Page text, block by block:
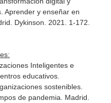
Aprender y enseñar en
Dykinson. 2021. 1-172.
Inteligentes e
educativos.
sostenibles.
de pandemia . Madrid.